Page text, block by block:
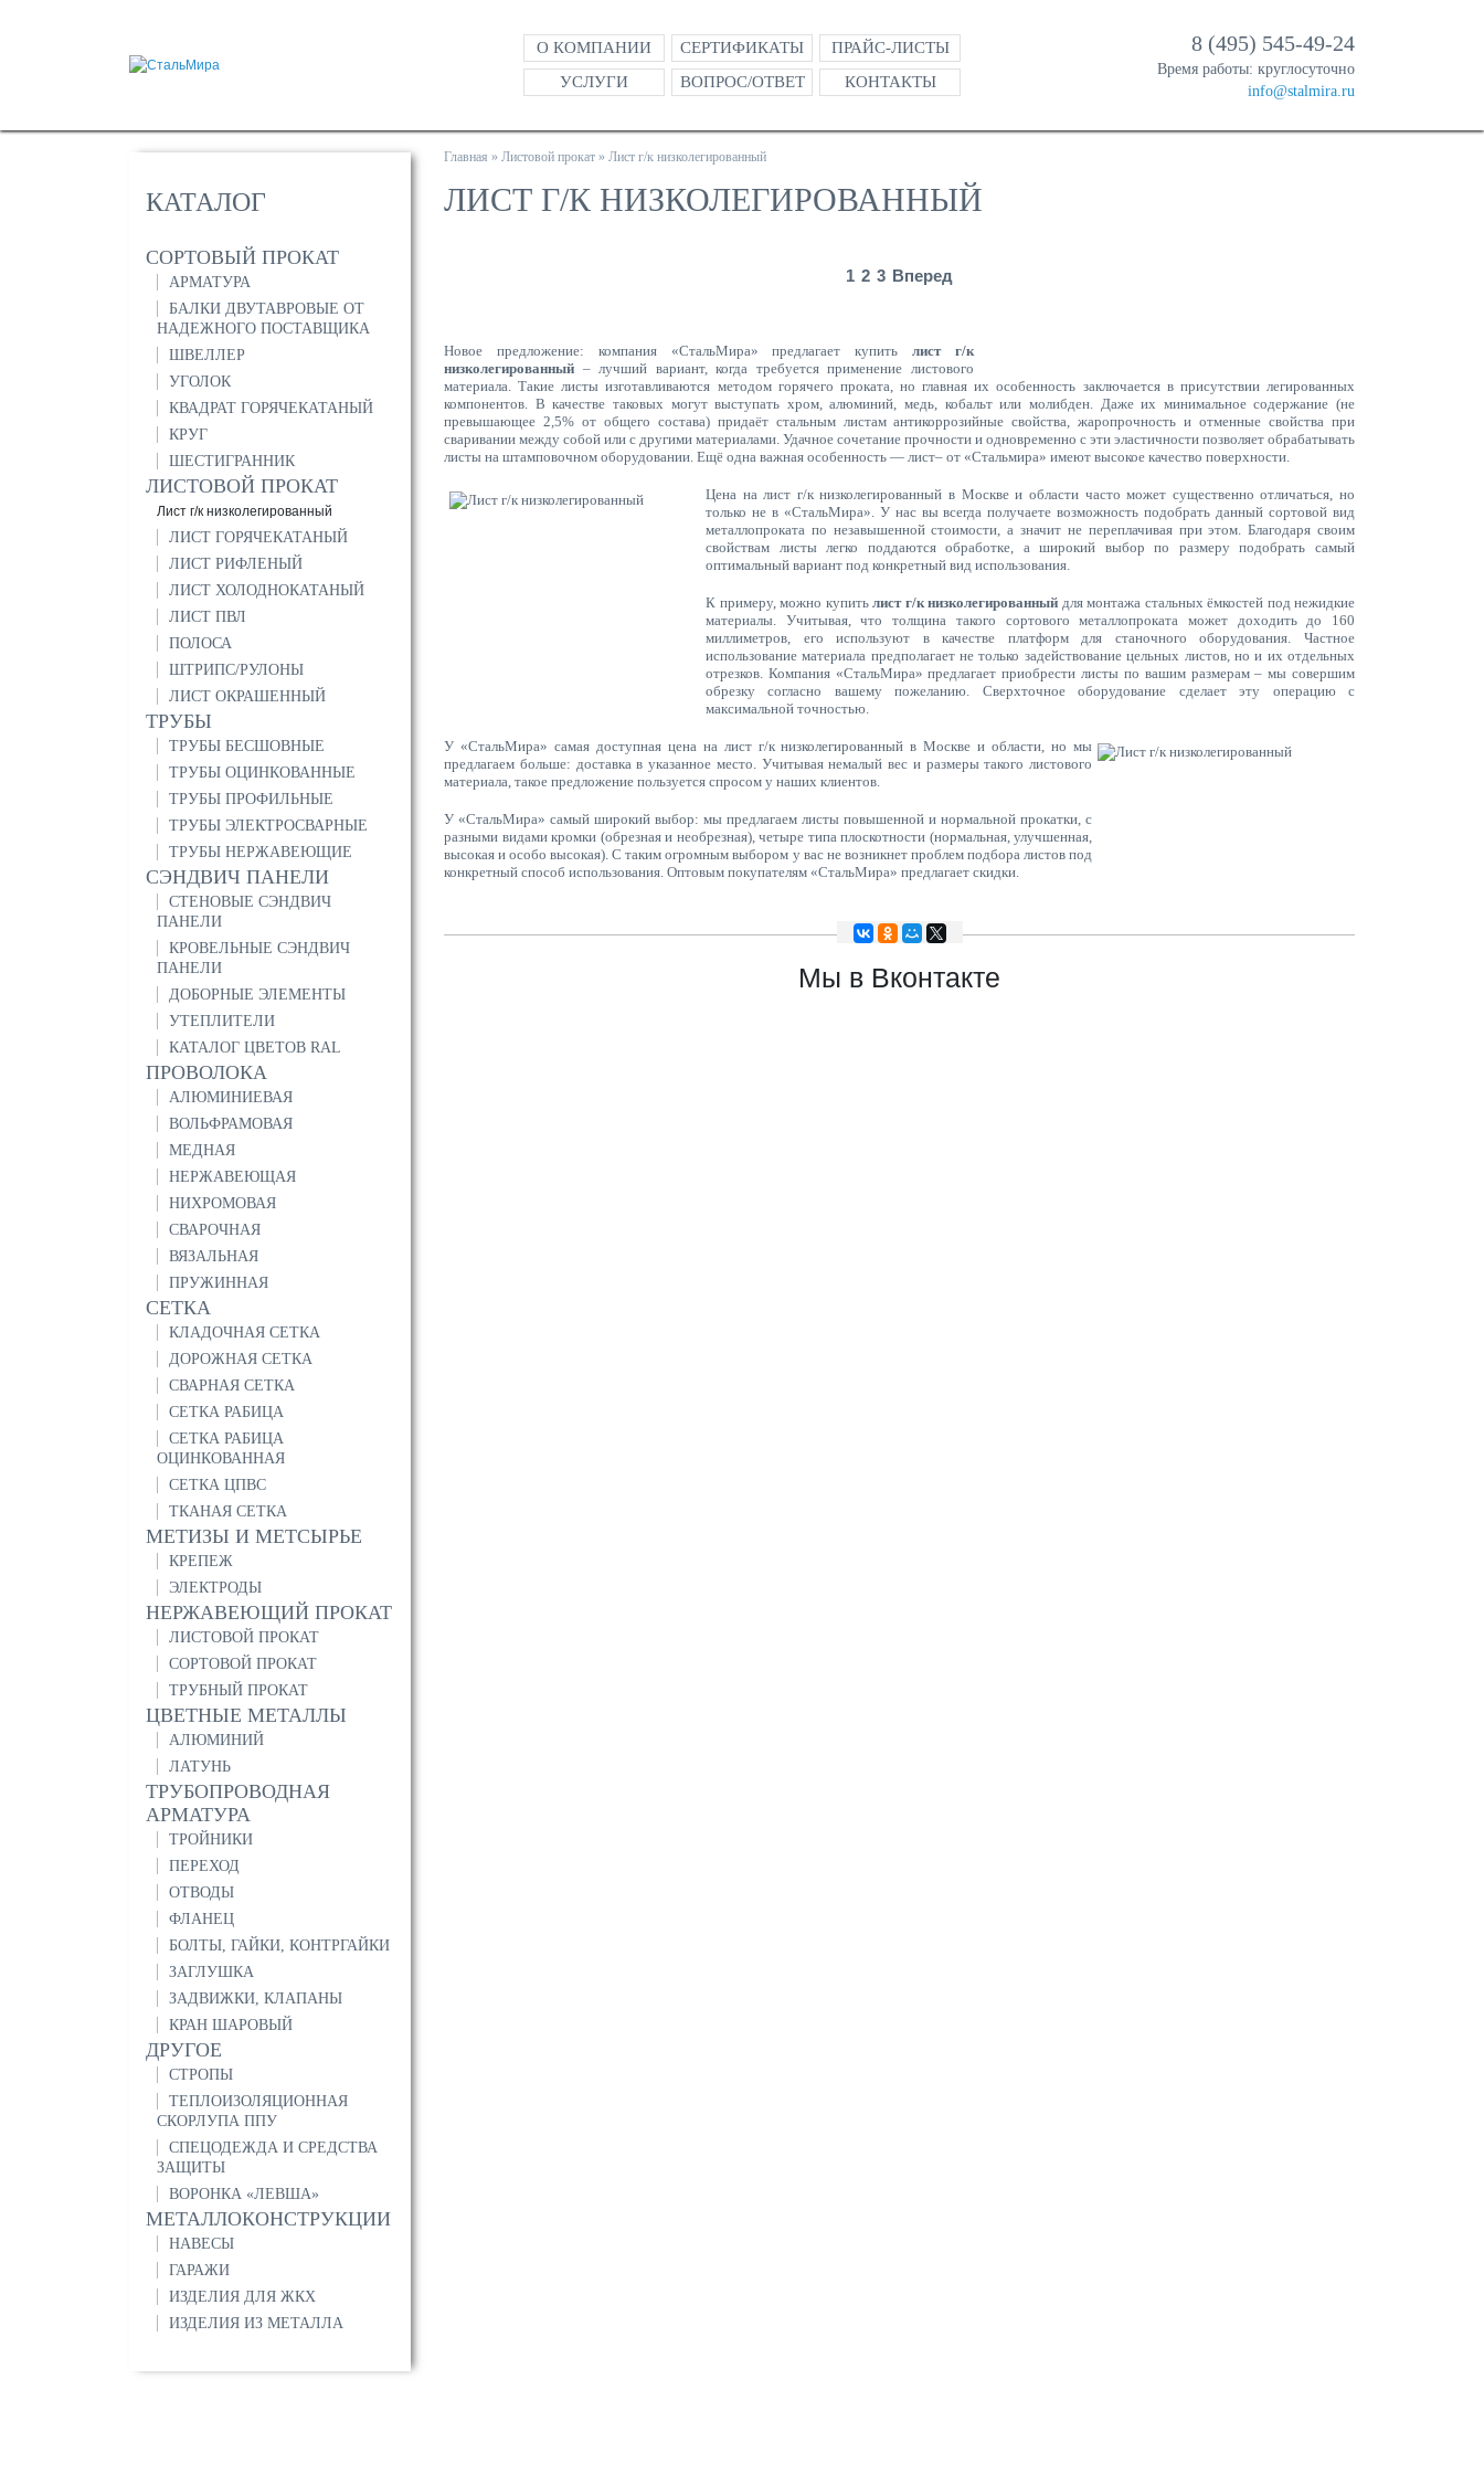
О КОМПАНИИ СЕРТИФИКАТЫ
ПРАЙС-ЛИСТЫ
УСЛУГИ
ВОПРОС/ОТВЕТ КОНТАКТЫ
8 (495) 545-49-24
Время работы: круглосуточно
info@stalmira.ru
КАТАЛОГ
СОРТОВЫЙ ПРОКАТ
АРМАТУРА
БАЛКИ ДВУТАВРОВЫЕ ОТ
НАДЕЖНОГО ПОСТАВЩИКА
ШВЕЛЛЕР
УГОЛОК
КВАДРАТ ГОРЯЧЕКАТАНЫЙ
КРУГ
ШЕСТИГРАННИК
ЛИСТОВОЙ ПРОКАТ
Лист г/к низколегированный
ЛИСТ ГОРЯЧЕКАТАНЫЙ
ЛИСТ РИФЛЕНЫЙ
ЛИСТ ХОЛОДНОКАТАНЫЙ
ЛИСТ ПВЛ
ПОЛОСА
ШТРИПС/РУЛОНЫ
ЛИСТ ОКРАШЕННЫЙ
ТРУБЫ
ТРУБЫ БЕСШОВНЫЕ
ТРУБЫ ОЦИНКОВАННЫЕ
ТРУБЫ ПРОФИЛЬНЫЕ
ТРУБЫ ЭЛЕКТРОСВАРНЫЕ
ТРУБЫ НЕРЖАВЕЮЩИЕ
СЭНДВИЧ ПАНЕЛИ
СТЕНОВЫЕ СЭНДВИЧ
ПАНЕЛИ
КРОВЕЛЬНЫЕ СЭНДВИЧ
ПАНЕЛИ
ДОБОРНЫЕ ЭЛЕМЕНТЫ
УТЕПЛИТЕЛИ
КАТАЛОГ ЦВЕТОВ RAL
ПРОВОЛОКА
АЛЮМИНИЕВАЯ
ВОЛЬФРАМОВАЯ
МЕДНАЯ
НЕРЖАВЕЮЩАЯ
НИХРОМОВАЯ
СВАРОЧНАЯ
ВЯЗАЛЬНАЯ
ПРУЖИННАЯ
СЕТКА
КЛАДОЧНАЯ СЕТКА
ДОРОЖНАЯ СЕТКА
СВАРНАЯ СЕТКА
СЕТКА РАБИЦА
СЕТКА РАБИЦА
ОЦИНКОВАННАЯ
СЕТКА ЦПВС
ТКАНАЯ СЕТКА
МЕТИЗЫ И МЕТСЫРЬЕ
КРЕПЕЖ
ЭЛЕКТРОДЫ
НЕРЖАВЕЮЩИЙ ПРОКАТ
ЛИСТОВОЙ ПРОКАТ
СОРТОВОЙ ПРОКАТ
ТРУБНЫЙ ПРОКАТ
ЦВЕТНЫЕ МЕТАЛЛЫ
АЛЮМИНИЙ
ЛАТУНЬ
ТРУБОПРОВОДНАЯ
АРМАТУРА
ТРОЙНИКИ
ПЕРЕХОД
ОТВОДЫ
ФЛАНЕЦ
БОЛТЫ, ГАЙКИ, КОНТРГАЙКИ
ЗАГЛУШКА
ЗАДВИЖКИ, КЛАПАНЫ
КРАН ШАРОВЫЙ
ДРУГОЕ
СТРОПЫ
ТЕПЛОИЗОЛЯЦИОННАЯ
СКОРЛУПА ППУ
СПЕЦОДЕЖДА И СРЕДСТВА
ЗАЩИТЫ
ВОРОНКА «ЛЕВША»
МЕТАЛЛОКОНСТРУКЦИИ
НАВЕСЫ
ГАРАЖИ
ИЗДЕЛИЯ ДЛЯ ЖКХ
ИЗДЕЛИЯ ИЗ МЕТАЛЛА
Главная » Листовой прокат » Лист г/к низколегированный
ЛИСТ Г/К НИЗКОЛЕГИРОВАННЫЙ
1 2 3 Вперед
Новое предложение: компания «СтальМира» предлагает купитьлист г/к
низколегированный – лучший вариант, когда требуется применение листового
материала. Такие листы изготавливаются методом горячего проката, но главная их особенность заключается в присутствии легированных
компонентов. В качестве таковых могут выступать хром, алюминий, медь, кобальт или молибден. Даже их минимальное содержание (не
превышающее 2,5% от общего состава) придаёт стальным листам антикоррозийные свойства, жаропрочность и отменные свойства при
сваривании между собой или с другими материалами. Удачное сочетание прочности и одновременно с эти эластичности позволяет обрабатывать
листы на штамповочном оборудовании. Ещё одна важная особенность — лист– от «Стальмира» имеют высокое качество поверхности.
Цена на лист г/к низколегированный в Москве и области часто может существенно отличаться, но
только не в «СтальМира». У нас вы всегда получаете возможность подобрать данный сортовой вид
металлопроката по незавышенной стоимости, а значит не переплачивая при этом. Благодаря своим
свойствам листы легко поддаются обработке, а широкий выбор по размеру подобрать самый
оптимальный вариант под конкретный вид использования.
К примеру, можно купитьлист г/к низколегированный для монтажа стальных ёмкостей под нежидкие
материалы. Учитывая, что толщина такого сортового металлопроката может доходить до 160
миллиметров, его используют в качестве платформ для станочного оборудования. Частное
использование материала предполагает не только задействование цельных листов, но и их отдельных
отрезков. Компания «СтальМира» предлагает приобрести листы по вашим размерам – мы совершим
обрезку согласно вашему пожеланию. Сверхточное оборудование сделает эту операцию с
максимальной точностью.
У «СтальМира» самая доступная цена на лист г/к низколегированный в Москве и области, но мы
предлагаем больше: доставка в указанное место. Учитывая немалый вес и размеры такого листового
материала, такое предложение пользуется спросом у наших клиентов.
У «СтальМира» самый широкий выбор: мы предлагаем листы повышенной и нормальной прокатки, с
разными видами кромки (обрезная и необрезная), четыре типа плоскотности (нормальная, улучшенная,
высокая и особо высокая). С таким огромным выбором у вас не возникнет проблем подбора листов под
конкретный способ использования. Оптовым покупателям «СтальМира» предлагает скидки.
Мы в Вконтакте